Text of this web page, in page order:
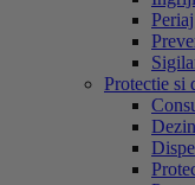
Protectie si